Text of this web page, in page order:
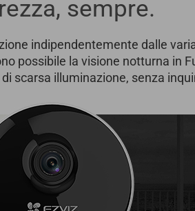
sempre.
indipendentemente dalle
possibile la visione notturna in
scarsa illuminazione, senza